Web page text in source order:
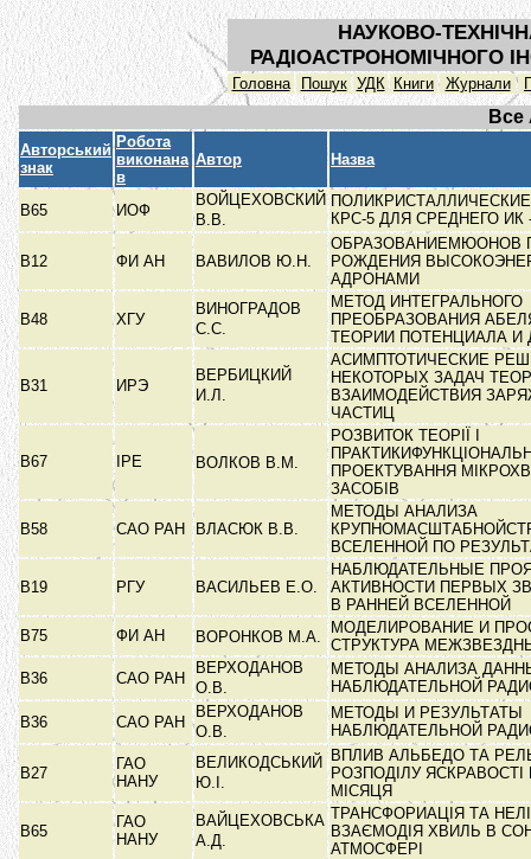
НАУКОВО-
РАДІОАСТРОНОМІЧНОГО
Головна Пошук УДК Книги Журнали
Все
Авторський
знак
Робота
виконана
в
Автор Назва
В65 ИОФ
ВОЙЦЕХОВСКИЙ
В.В.
КРС-5 ДЛЯ СРЕДНЕГО
В12 ФИ АН ВАВИЛОВ Ю.Н.
ОБРАЗОВАНИЕМЮОНОВ
РОЖДЕНИЯ
АДРОНАМИ
В48 ХГУ
ВИНОГРАДОВ
С.С.
МЕТОД ИНТЕГРАЛЬНОГО
ПРЕОБРАЗОВАНИЯ
ТЕОРИИ ПОТЕНЦИАЛА И
В31 ИРЭ
ВЕРБИЦКИЙ
И.Л.
АСИМПТОТИЧЕСКИЕ
НЕКОТОРЫХ ЗАДАЧ
ВЗАИМОДЕЙСТВИЯ
ЧАСТИЦ
В67 ІРЕ ВОЛКОВ В.М.
РОЗВИТОК ТЕОРІЇ І
ПРОЕКТУВАННЯ
ЗАСОБІВ
В58 САО РАН ВЛАСЮК В.В.
МЕТОДЫ АНАЛИЗА
ВСЕЛЕННОЙ ПО
В19 РГУ ВАСИЛЬЕВ Е.О.
НАБЛЮДАТЕЛЬНЫЕ
АКТИВНОСТИ ПЕРВЫХ
В РАННЕЙ ВСЕЛЕННОЙ
В75
ФИ АН ВОРОНКОВ М.А.
МОДЕЛИРОВАНИЕ И
СТРУКТУРА
В36
САО РАН
ВЕРХОДАНОВ
О.В.
МЕТОДЫ АНАЛИЗА
НАБЛЮДАТЕЛЬНОЙ
В36
САО РАН
ВЕРХОДАНОВ
О.В.
МЕТОДЫ И РЕЗУЛЬТАТЫ
НАБЛЮДАТЕЛЬНОЙ
В27
ГАО
НАНУ
ВЕЛИКОДСЬКИЙ
Ю.І.
ВПЛИВ АЛЬБЕДО ТА
РОЗПОДІЛУ
МІСЯЦЯ
В65
ГАО
НАНУ
ВАЙЦЕХОВСЬКА
А.Д.
ТРАНСФОРИАЦІЯ ТА
ВЗАЄМОДІЯ ХВИЛЬ В
АТМОСФЕРІ